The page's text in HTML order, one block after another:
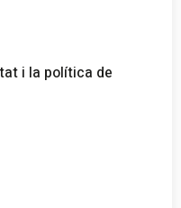
i la política de